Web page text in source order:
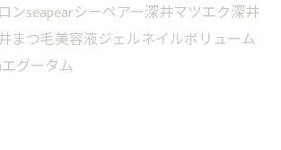
ンseapearシーペアー深井マツエク深井
まつ毛美容液ジェルネイルボリューム
グータム